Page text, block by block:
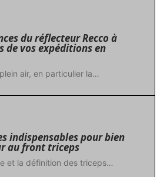
du réflecteur Recco à
de vos expéditions en
air, en particulier la…
indispensables pour bien
au front triceps
et la définition des triceps…